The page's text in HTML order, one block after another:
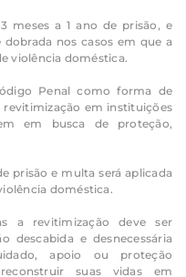
meses a 1 ano de prisão, e
nos casos em que a
violência doméstica.
Penal como forma de
revitimização em instituições
em busca de proteção,
prisão e multa será aplicada
doméstica.
a revitimização deve ser
descabida e desnecessária
apoio ou proteção
suas vidas em